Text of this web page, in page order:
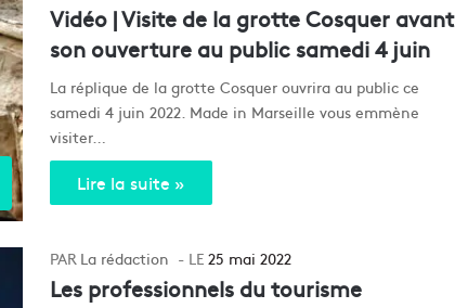
Vidéo | Visite de la grotte Cosquer avant
son ouverture au public samedi 4 juin
La réplique de la grotte Cosquer ouvrira au public ce
samedi 4 juin 2022. Made in Marseille vous emmène
visiter…
Lire la suite »
La rédaction 25 mai 2022
Les professionnels du tourisme